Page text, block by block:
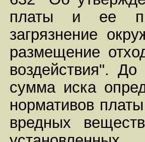
платы и ее
загрязнение
размещение
воздействия".
сумма иска
нормативов
вредных